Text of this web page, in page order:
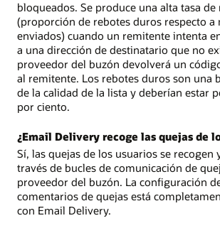
bloqueados. Se produce una alta tasa
(proporción de rebotes duros respecto a
enviados) cuando un remitente intenta
a una dirección de destinatario que no
proveedor del buzón devolverá un
al remitente. Los rebotes duros son una
de la calidad de la lista y deberían estar
por ciento.
¿Email Delivery recoge las quejas de
Sí, las quejas de los usuarios se recogen
través de bucles de comunicación de
proveedor del buzón. La configuración
comentarios de quejas está
con Email Delivery.